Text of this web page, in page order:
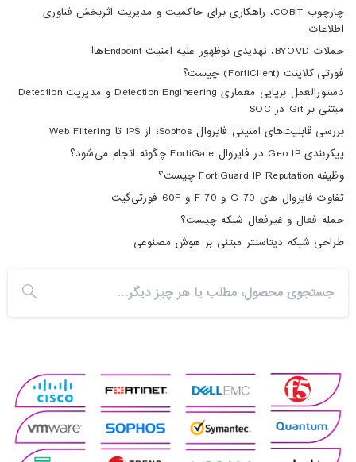
چارچوب COBIT، راهکاری برای حاکمیت و مدیریت اثربخش فناوری
اطلاعات
حملات BYOVD، تهدیدی نوظهور علیه امنیت Endpointها!
فورتی کلاینت (FortiClient) چیست؟
دستورالعمل برپایی معماری Detection Engineering و مدیریت Detection
مبتنی بر Git در SOC
بررسی قابلیت‌های امنیتی فایروال Sophos؛ از IPS تا Web Filtering
پیکربندی Geo IP در فایروال FortiGate چگونه انجام می‌شود؟
وظیفه FortiGuard IP Reputation چیست؟
تفاوت فایروال های 70 G و 70 F و 60F فورتی‌گیت
حمله فعال و غیرفعال شبکه چیست؟
طراحی شبکه دیتاسنتر مبتنی بر هوش مصنوعی